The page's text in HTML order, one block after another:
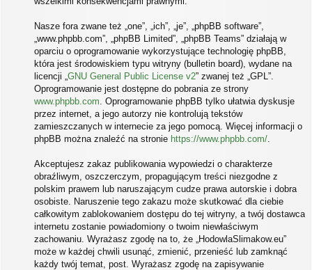
Nasze fora zwane też „one”, „ich”, „je”, „phpBB software”,
„www.phpbb.com”, „phpBB Limited”, „phpBB Teams” działają w
oparciu o oprogramowanie wykorzystujące technologię phpBB,
która jest środowiskiem typu witryny (bulletin board), wydane na
licencji „ GNU General Public License v2” zwanej też „GPL”.
Oprogramowanie jest dostępne do pobrania ze strony
www.phpbb.com . Oprogramowanie phpBB tylko ułatwia dyskusje
przez internet, a jego autorzy nie kontrolują tekstów
zamieszczanych w internecie za jego pomocą. Więcej informacji o
phpBB można znaleźć na stronie https://www.phpbb.com/
Akceptujesz zakaz publikowania wypowiedzi o charakterze
obraźliwym, oszczerczym, propagującym treści niezgodne z
polskim prawem lub naruszającym cudze prawa autorskie i dobra
osobiste. Naruszenie tego zakazu może skutkować dla ciebie
całkowitym zablokowaniem dostępu do tej witryny, a twój dostawca
internetu zostanie powiadomiony o twoim niewłaściwym
zachowaniu. Wyrażasz zgodę na to, że „HodowlaSlimakow.eu”
może w każdej chwili usunąć, zmienić, przenieść lub zamknąć
każdy twój temat, post. Wyrażasz zgodę na zapisywanie